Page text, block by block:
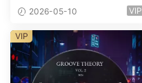
d Kit WAV-FANTASTiC
2026-05-10 VIP
VIP